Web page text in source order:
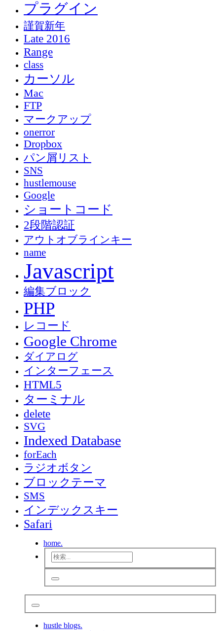
プラグイン
謹賀新年
Late 2016
Range
class
カーソル
Mac
FTP
マークアップ
onerror
Dropbox
パン屑リスト
SNS
hustlemouse
Google
ショートコード
2段階認証
アウトオブラインキー
name
Javascript
編集ブロック
PHP
レコード
Google Chrome
ダイアログ
インターフェース
HTML5
ターミナル
delete
SVG
Indexed Database
forEach
ラジオボタン
ブロックテーマ
SMS
インデックスキー
Safari
home.
hustle blogs.